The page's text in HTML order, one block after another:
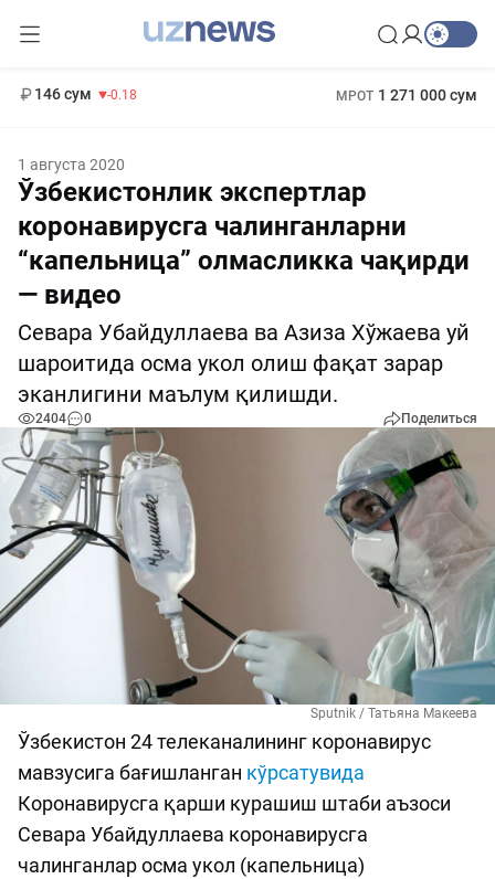
146 сум -0.18 МРОТ 1 271 000 сум
1 августа 2020
Ўзбекистонлик экспертлар
коронавирусга чалинганларни
“капельница” олмасликка чақирди
— видео
Севара Убайдуллаева ва Азиза Хўжаева уй
шароитида осма укол олиш фақат зарар
эканлигини маълум қилишди.
2404 0 Поделиться
Sputnik / Татьяна Макеева
Ўзбекистон 24 телеканалининг коронавирус
мавзусига бағишланган кўрсатувида
Коронавирусга қарши курашиш штаби аъзоси
Севара Убайдуллаева коронавирусга
чалинганлар осма укол (капельница)